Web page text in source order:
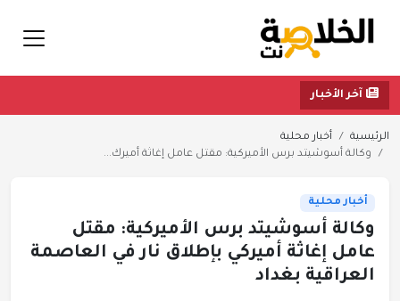
آخر الأخبار
الرئيسية
أخبار محلية
وكالة أسوشيتد برس الأميركية: مقتل عامل إغاثة أميرك...
أخبار محلية
وكالة أسوشيتد برس الأميركية: مقتل
عامل إغاثة أميركي بإطلاق نار في العاصمة
العراقية بغداد